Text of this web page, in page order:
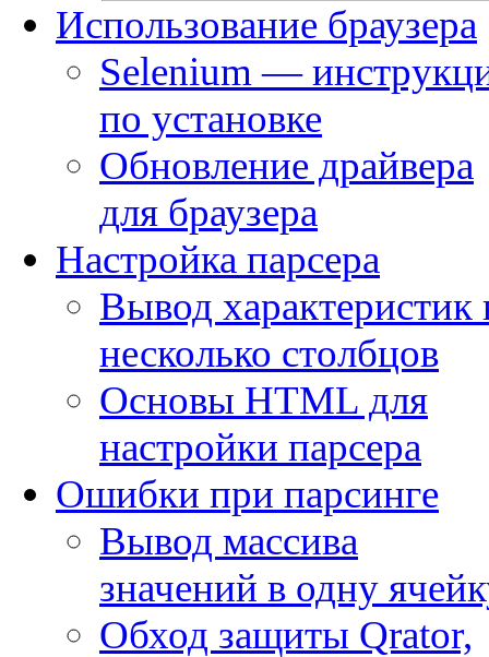
Использование браузера
Selenium —
по установке
Обновление драйвера
для браузера
Настройка парсера
Вывод характеристик
несколько столбцов
Основы HTML для
настройки парсера
Ошибки при парсинге
Вывод массива
значений в одну
Обход защиты Qrator,